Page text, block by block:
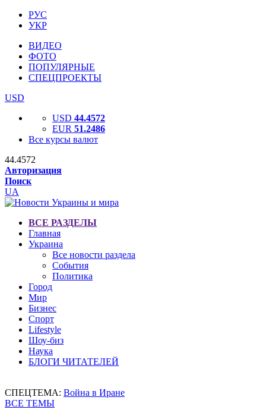
РУС
УКР
ВИДЕО
ФОТО
ПОПУЛЯРНЫЕ
СПЕЦПРОЕКТЫ
USD
USD 44.4572
EUR 51.2486
Все курсы валют
44.4572
Авторизация
Поиск
UA
ВСЕ РАЗДЕЛЫ
Главная
Украина
Все новости раздела
События
Политика
Город
Мир
Бизнес
Спорт
Lifestyle
Шоу-биз
Наука
БЛОГИ ЧИТАТЕЛЕЙ
СПЕЦТЕМА: Война в Иране
ВСЕ ТЕМЫ